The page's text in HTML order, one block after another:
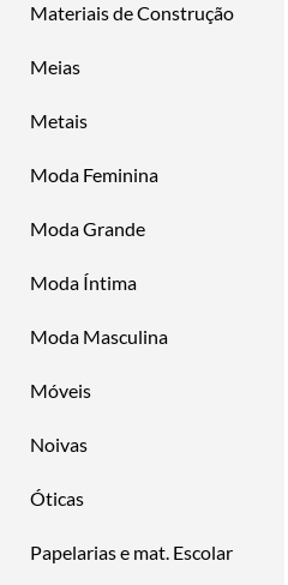
Materiais de Construção
Meias
Metais
Moda Feminina
Moda Grande
Moda Íntima
Moda Masculina
Móveis
Noivas
Óticas
Papelarias e mat. Escolar